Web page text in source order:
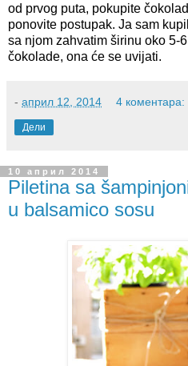
od prvog puta, pokupite
ponovite postupak. Ja sam
sa njom zahvatim širinu oko 5-
čokolade, ona će se uvijati.
- април 12, 2014 4 коментара:
Дели
10 април 2014
Piletina sa
u balsamico sosu